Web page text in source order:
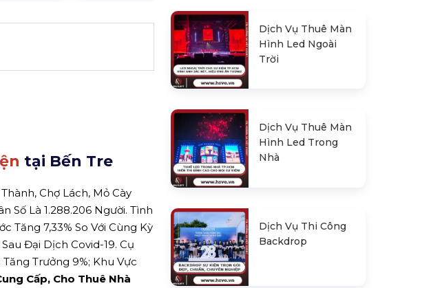
tại Bến Tre
Chợ Lách, Mỏ Cày
Số Là 1.288.206 Người. Tình
Tăng 7,33% So Với Cùng Kỳ
Đại Dịch Covid-19. Cụ
Trưởng 9%; Khu Vực
Cấp, Cho Thuê Nhà
Dịch Vụ Thuê Màn
Hình Led Ngoài
Trời
Dịch Vụ Thuê Màn
Hình Led Trong
Nhà
Dịch Vụ Thi Công
Backdrop